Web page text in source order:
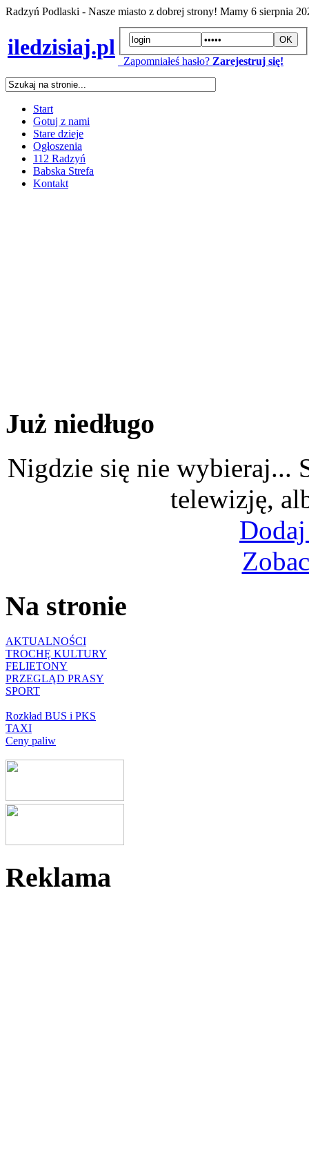
Radzyń Podlaski - Nasze miasto z dobrej strony! Mamy 6 sierpnia
iledzisiaj.pl
Zapomniałeś hasło? Zarejestruj się!
Start
Gotuj z nami
Stare dzieje
Ogłoszenia
112 Radzyń
Babska Strefa
Kontakt
Już niedługo
Nigdzie się nie wybieraj...
telewizję,
Na stronie
AKTUALNOŚCI
TROCHĘ KULTURY
FELIETONY
PRZEGLĄD PRASY
SPORT
Rozkład BUS i PKS
TAXI
Ceny paliw
Reklama